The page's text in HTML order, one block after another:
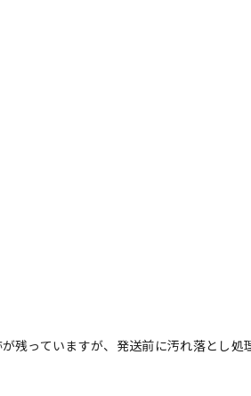
残っていますが、発送前に汚れ落とし処